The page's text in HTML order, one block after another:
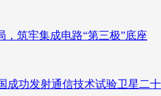
，筑牢集成电路“第三极”底座
成功发射通信技术试验卫星